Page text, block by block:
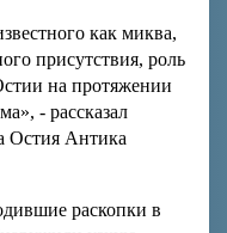
как миква,
присутствия, роль
на протяжении
- рассказал
Остия Антика
раскопки в